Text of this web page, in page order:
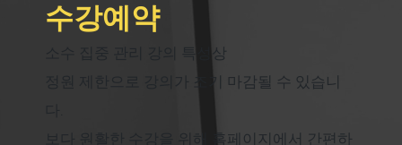
수강예약
소수 집중 관리 강의 특성상
정원 제한으로 강의가 조기 마감될 수 있습니
보다 원활한 수강을 위해 홈페이지에서 간편하